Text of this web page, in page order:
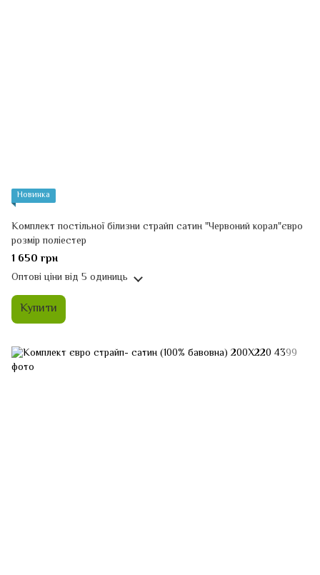
Новинка
Комплект постільної білизни страйп сатин "Червоний корал"євро
розмір поліестер
1 650 грн
Оптові ціни від 5 одиниць
Купити